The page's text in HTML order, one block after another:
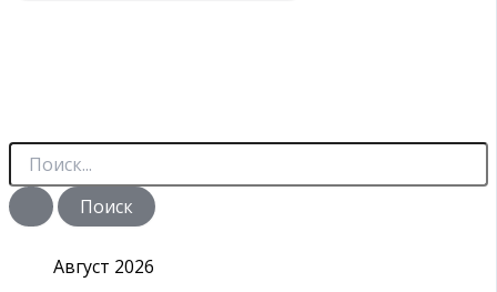
П
и
с
Август 2026